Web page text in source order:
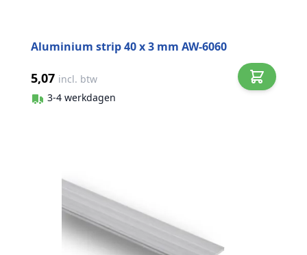
Aluminium strip 40 x 3 mm AW-6060
5,07 incl. btw
3-4 werkdagen